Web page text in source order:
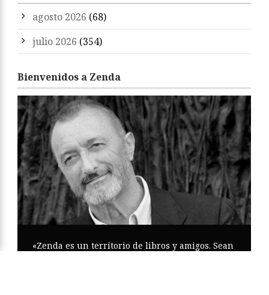
agosto 2026 (68)
julio 2026 (354)
Bienvenidos a Zenda
«Zenda es un territorio de libros y amigos. Sean